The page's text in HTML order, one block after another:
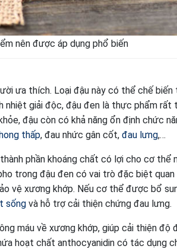
nên được áp dụng phổ biến
ưa thích. Loại đậu này có thể chế biến
nhiệt giải độc, đậu đen là thực phẩm rất
đậu còn có khả năng ổn định chức
thấp, đau nhức gân cốt, đau lưng,…
phần khoáng chất có lợi cho cơ thể
trong đậu đen có vai trò đặc biệt
vệ xương khớp. Nếu cơ thể được bổ
sống và hỗ trợ cải thiện chứng đau lưng.
máu về xương khớp, giúp cải thiện độ
hoạt chất anthocyanidin có tác dụng